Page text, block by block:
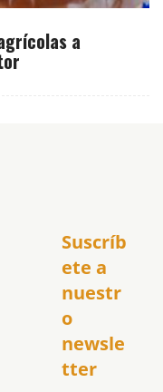
a
Suscríb
ete a
nuestr
o
newsle
tter